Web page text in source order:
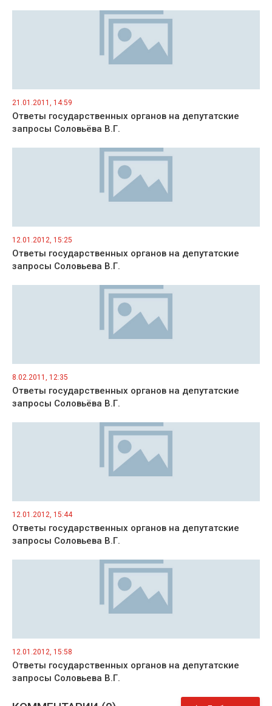
21.01.2011, 14:59
Ответы государственных органов на депутатские
запросы Соловьёва В.Г.
12.01.2012, 15:25
Ответы государственных органов на депутатские
запросы Соловьева В.Г.
8.02.2011, 12:35
Ответы государственных органов на депутатские
запросы Соловьёва В.Г.
12.01.2012, 15:44
Ответы государственных органов на депутатские
запросы Соловьева В.Г.
12.01.2012, 15:58
Ответы государственных органов на депутатские
запросы Соловьева В.Г.